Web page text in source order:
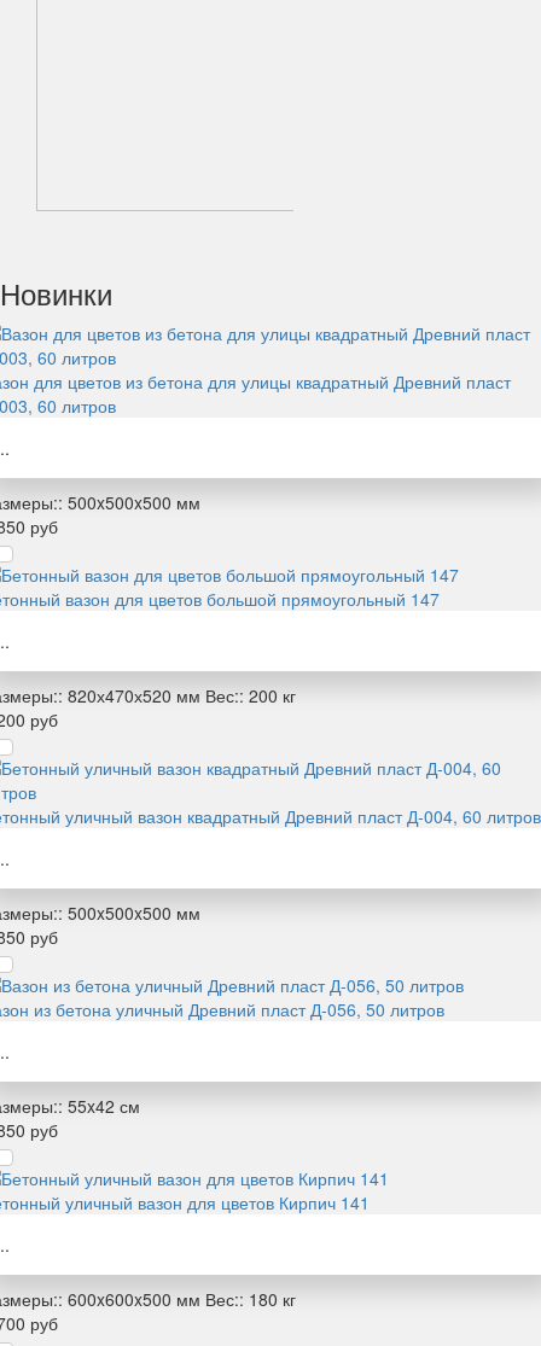
Новинки
для цветов из бетона для улицы квадратный Древний пласт
60 литров
..
500x500x500 мм
руб
вазон для цветов большой прямоугольный 147
..
820х470х520 мм Вес:: 200 кг
руб
уличный вазон квадратный Древний пласт Д-004, 60 литров
..
500x500x500 мм
руб
из бетона уличный Древний пласт Д-056, 50 литров
..
55x42 см
руб
уличный вазон для цветов Кирпич 141
..
600x600x500 мм Вес:: 180 кг
руб